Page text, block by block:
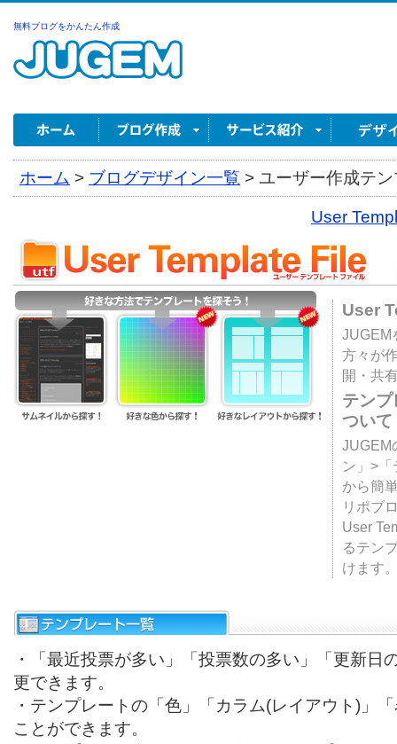
無料ブログをかんたん作成
ホーム > ブログデザイン一覧 > ユーザー作成テ
User
User
JUGEM
方々が
開・共
テン
ついて
JUGEM
ン」>
から簡
リポブ
User
るテン
けます
・「最近投票が多い」「投票数の多い」「更新日
更できます。
・テンプレートの「色」「カラム(レイアウト)」
ことができます。